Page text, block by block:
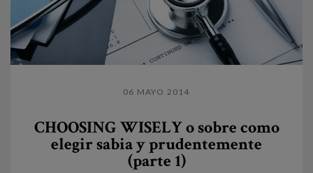
06 MAYO 2014
CHOOSING WISELY o sobre como
elegir sabia y prudentemente
(parte 1)